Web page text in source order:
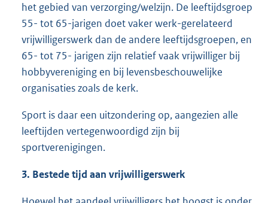
het gebied van verzorging/welzijn. De leeftijdsgroep
55- tot 65-jarigen doet vaker werk-gerelateerd
vrijwilligerswerk dan de andere leeftijdsgroepen, en
65- tot 75- jarigen zijn relatief vaak vrijwilliger bij
hobbyvereniging en bij levensbeschouwelijke
organisaties zoals de kerk.
Sport is daar een uitzondering op, aangezien alle
leeftijden vertegenwoordigd zijn bij
sportverenigingen.
3. Bestede tijd aan vrijwilligerswerk